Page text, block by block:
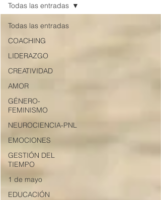
Todas las entradas
COACHING
LIDERAZGO
CREATIVIDAD
AMOR
GÉNERO-
FEMINISMO
NEUROCIENCIA-PNL
EMOCIONES
GESTIÓN DEL
TIEMPO
1 de mayo
EDUCACIÓN
Todas las entradas